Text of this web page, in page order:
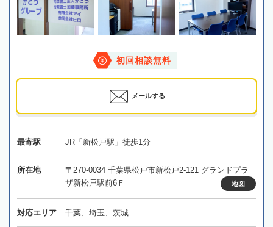
初回相談無料
メールする
最寄駅 JR「新松戸駅」徒歩1分
所在地
〒270-0034 千葉県松戸市新松戸2-121 グランドプラ
ザ新松戸駅前6Ｆ
地図
対応エリア 千葉、埼玉、茨城